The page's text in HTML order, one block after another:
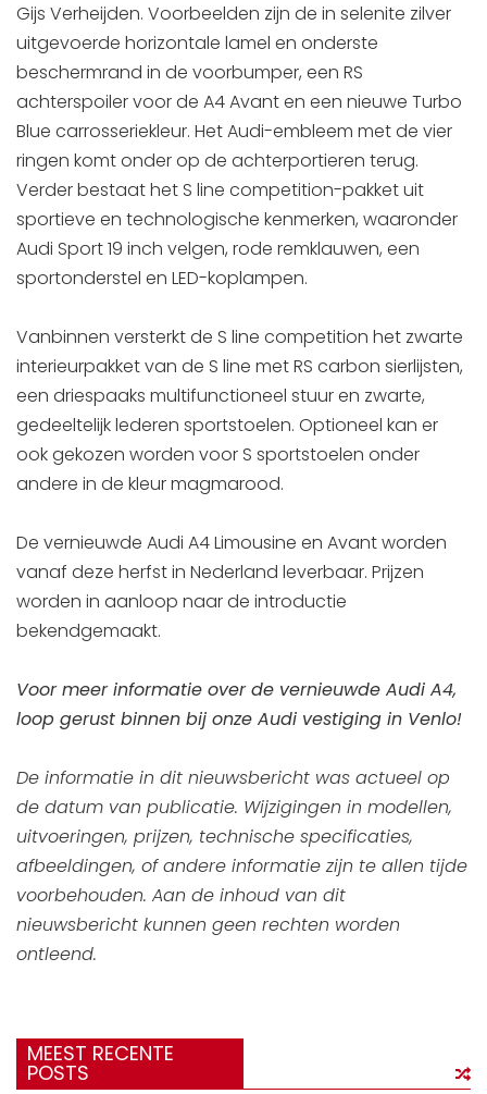
Gijs Verheijden. Voorbeelden zijn de in selenite zilver
uitgevoerde horizontale lamel en onderste
beschermrand in de voorbumper, een RS
achterspoiler voor de A4 Avant en een nieuwe Turbo
Blue carrosseriekleur. Het Audi-embleem met de vier
ringen komt onder op de achterportieren terug.
Verder bestaat het S line competition-pakket uit
sportieve en technologische kenmerken, waaronder
Audi Sport 19 inch velgen, rode remklauwen, een
sportonderstel en LED-koplampen.
Vanbinnen versterkt de S line competition het zwarte
interieurpakket van de S line met RS carbon sierlijsten,
een driespaaks multifunctioneel stuur en zwarte,
gedeeltelijk lederen sportstoelen. Optioneel kan er
ook gekozen worden voor S sportstoelen onder
andere in de kleur magmarood.
De vernieuwde Audi A4 Limousine en Avant worden
vanaf deze herfst in Nederland leverbaar. Prijzen
worden in aanloop naar de introductie
bekendgemaakt.
Voor meer informatie over de vernieuwde Audi A4,
loop gerust binnen bij onze Audi vestiging in Venlo!
De informatie in dit nieuwsbericht was actueel op
de datum van publicatie. Wijzigingen in modellen,
uitvoeringen, prijzen, technische specificaties,
afbeeldingen, of andere informatie zijn te allen tijde
voorbehouden. Aan de inhoud van dit
nieuwsbericht kunnen geen rechten worden
ontleend.
MEEST RECENTE
POSTS